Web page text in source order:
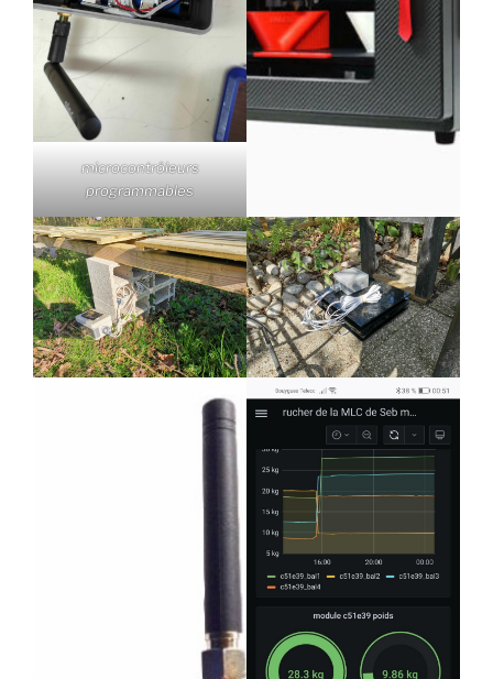
microcontrôleurs
programmables